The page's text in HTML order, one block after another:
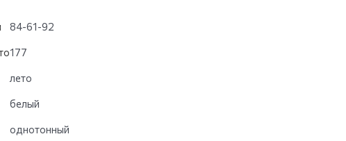
84-61-92
177
лето
белый
однотонный